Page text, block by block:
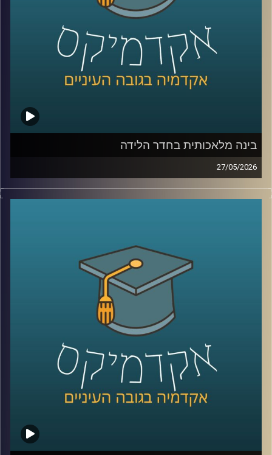
לממשל, דיפלומטיה ואסטרטגיה ב־אוניברסיטת רייכמן, וחוקר
בכיר ב־המכון למדיניות נגד טרור, מומחה לאיסלאם רדיקלי.
קרדיט תמונות:AudioVersity
בינה מלאכותית בחדר הלידה
27/05/2026
הרפואה נמצאת היום באחת מנקודות המפנה המשמעותיות
ביותר בתולדותיה.
בינה מלאכותית כבר לא נמצאת רק במעבדות או במחקרים, היא
נכנסת אל תוך חדרי הטיפול, אל תוך רגעים של חוסר ודאות,
ולעיתים גם אל תוך ההחלטות הכי קריטיות שיש.
האם זה הופך את הרפואה למדויקת יותר, או דווקא משנה את
האופן שבו רופאים חושבים, שוקלים ומחליטים?
כדי להבין איך השינוי הזה נראה מבפנים, דווקא באחד
התחומים הכי רגישים ומורכבים ברפואה, עולם הלידות, נמצאת
איתנו היום פרופ’ אסנת ולפיש, מנהלת בית החולים לנשים
בבילינסון ומשנה לדיקן בית הספר לרפואה באוניברסיטת
שנמצאת בחזית של שילוב טכנולוגיות מתקדמות ברפואה לצד
עבודה קלינית יומיומית בקבלת החלטות בזמן אמת.